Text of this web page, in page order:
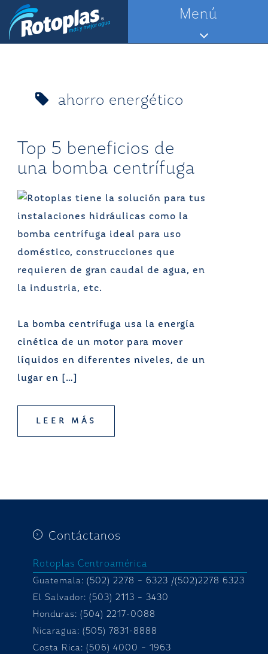
Saltar
contenido
Menú
ahorro energético
Top 5 beneficios de
una bomba centrífuga
La bomba centrífuga usa la energía
cinética de un motor para mover
líquidos en diferentes niveles, de un
lugar en […]
LEER MÁS
Contáctanos
Rotoplas Centroamérica
Guatemala: (502) 2278 – 6323 /(502)2278 6323
El Salvador: (503) 2113 – 3430
Honduras: (504) 2217-0088
Nicaragua: (505) 7831-8888
Costa Rica: (506) 4000 – 1963